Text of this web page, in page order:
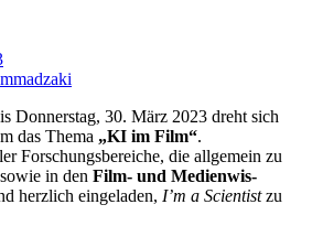
Don­ner­stag, 30. März 2023 dre­ht sich
das Thema „KI im Film“.
Forschungs­bereiche, die allge­mein zu
sow­ie in den Film- und Medi­en­wis­
herz­lich ein­ge­laden, I’m a Sci­ent­istzu